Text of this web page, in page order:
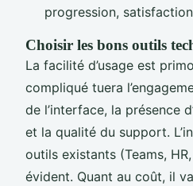
progression,
Choisir les bons outils
La facilité d’usage est
compliqué tuera
de l’interface, la présence
et la qualité du support.
outils existants (Teams,
évident. Quant au coût, il